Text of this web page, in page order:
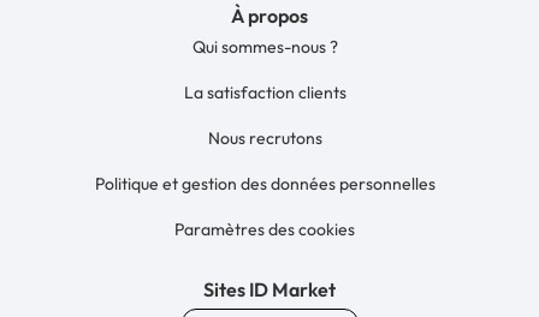
À propos
Qui sommes-nous ?
La satisfaction clients
Nous recrutons
Politique et gestion des données personnelles
Paramètres des cookies
Sites ID Market